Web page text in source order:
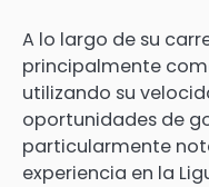
A lo largo de su
principalmente
utilizando su
oportunidades de
particularmente
experiencia en la